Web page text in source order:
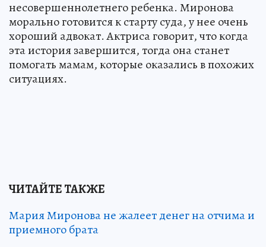
несовершеннолетнего ребенка. Миронова
морально готовится к старту суда, у нее очень
хороший адвокат. Актриса говорит, что когда
эта история завершится, тогда она станет
помогать мамам, которые оказались в похожих
ситуациях.
ЧИТАЙТЕ ТАКЖЕ
Мария Миронова не жалеет денег на отчима и
приемного брата